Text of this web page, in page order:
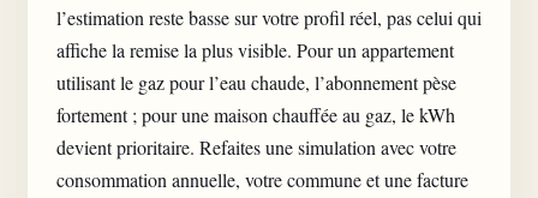
l’estimation reste basse sur votre profil réel, pas celui qui
affiche la remise la plus visible. Pour un appartement
utilisant le gaz pour l’eau chaude, l’abonnement pèse
fortement ; pour une maison chauffée au gaz, le kWh
devient prioritaire. Refaites une simulation avec votre
consommation annuelle, votre commune et unefacture